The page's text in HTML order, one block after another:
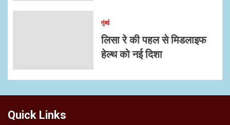
मुंबई
लिसा रे की पहल से मिडलाइफ
हेल्थ को नई दिशा
Quick Links